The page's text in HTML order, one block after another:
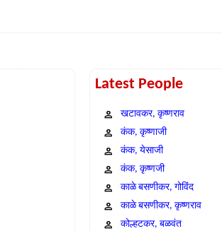
Latest People
खटावकर, कृष्णराव
कंक, कृष्णाजी
कंक, येसाजी
कंक, कृष्णजी
काळे बसणीकर, गोविंद
काळे बसणीकर, कृष्णराव
कोल्हटकर, बळवंत